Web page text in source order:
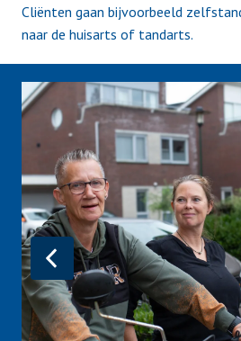
Cliënten gaan bijvoorbeeld
naar de huisarts of tandarts.